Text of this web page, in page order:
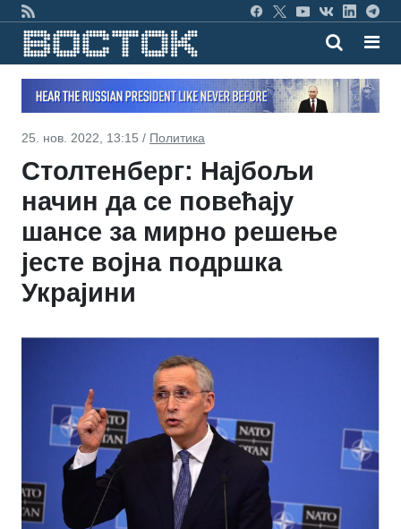
25. нов. 2022, 13:15 / Политика
Столтенберг: Најбољи
начин да се повећају
шансе за мирно решење
јесте војна подршка
Украјини